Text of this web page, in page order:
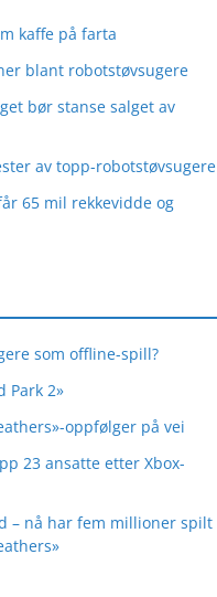
kaffe på farta
blant robotstøvsugere
bør stanse salget av
av topp-robotstøvsugere
65 mil rekkevidde og
som offline-spill?
Park 2»
oppfølger på vei
23 ansatte etter Xbox-
– nå har fem millioner spilt